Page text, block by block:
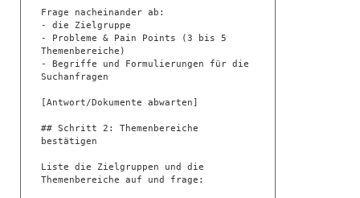
Frage nacheinander ab:
- die Zielgruppe
- Probleme & Pain Points (3 bis 5
Themenbereiche)
- Begriffe und Formulierungen für die
Suchanfragen
[Antwort/Dokumente abwarten]
## Schritt 2: Themenbereiche
bestätigen
Liste die Zielgruppen und die
Themenbereiche auf und frage: